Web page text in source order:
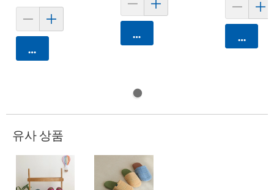
카트에 담기
카트에 담기 카트에
유사 상품